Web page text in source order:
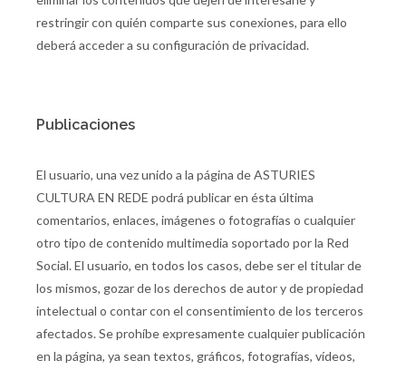
restringir con quién comparte sus conexiones, para ello
deberá acceder a su configuración de privacidad.
Publicaciones
El usuario, una vez unido a la página de ASTURIES
CULTURA EN REDE podrá publicar en ésta última
comentarios, enlaces, imágenes o fotografías o cualquier
otro tipo de contenido multimedia soportado por la Red
Social. El usuario, en todos los casos, debe ser el titular de
los mismos, gozar de los derechos de autor y de propiedad
intelectual o contar con el consentimiento de los terceros
afectados. Se prohíbe expresamente cualquier publicación
en la página, ya sean textos, gráficos, fotografías, vídeos,